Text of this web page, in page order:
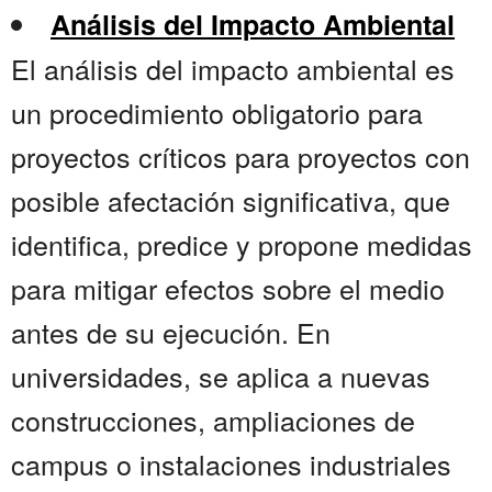
Análisis del Impacto Ambiental
El análisis del impacto ambiental es
un procedimiento obligatorio para
proyectos críticos para proyectos con
posible afectación significativa, que
identifica, predice y propone medidas
para mitigar efectos sobre el medio
antes de su ejecución. En
universidades, se aplica a nuevas
construcciones, ampliaciones de
campus o instalaciones industriales